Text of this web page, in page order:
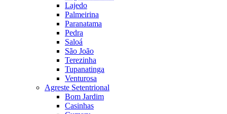
Lajedo
Palmeirina
Paranatama
Pedra
Saloá
São João
Terezinha
Tupanatinga
Venturosa
Agreste Setentrional
Bom Jardim
Casinhas